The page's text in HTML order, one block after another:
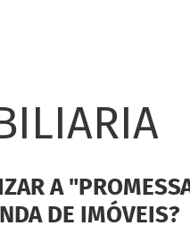
A
DE IMÓVEIS?